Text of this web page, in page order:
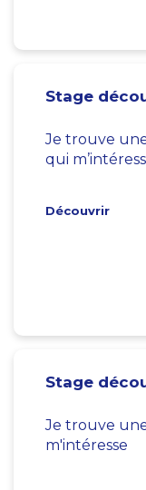
Stage
Je trouve
qui
Découvrir
Stage
Je trouve
m'intéresse